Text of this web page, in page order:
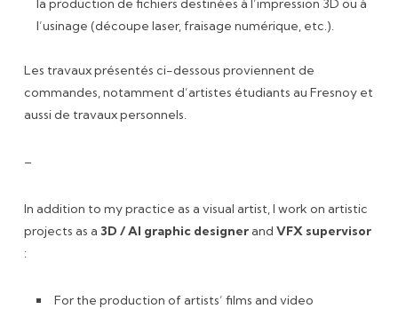
l’usinage (découpe laser, fraisage numérique, etc.).
Les travaux présentés ci-dessous proviennent de
commandes, notamment d’artistes étudiants au Fresnoy et
aussi de travaux personnels.
–
In addition to my practice as a visual artist, I work on artistic
projects as a 3D / AI graphic designerand VFX supervisor
:
For the production of artists’ films and video